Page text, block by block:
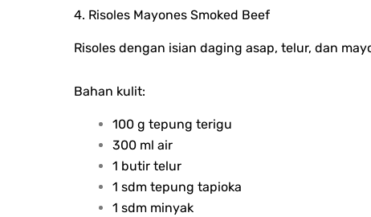
4. Risoles Mayones Smoked Beef
Risoles dengan isian daging asap, telur, dan
Bahan kulit:
100 g tepung terigu
300 ml air
1 butir telur
1 sdm tepung tapioka
1 sdm minyak